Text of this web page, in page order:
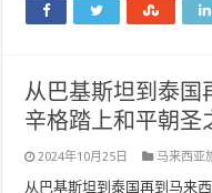
从巴基斯坦到泰国
辛格踏上和平朝圣
2024年10月25日 马来西亚
从巴基斯坦到泰国再到马来